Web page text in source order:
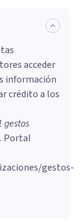
acceder
información
crédito a los
gestos
. Portal
gestos-